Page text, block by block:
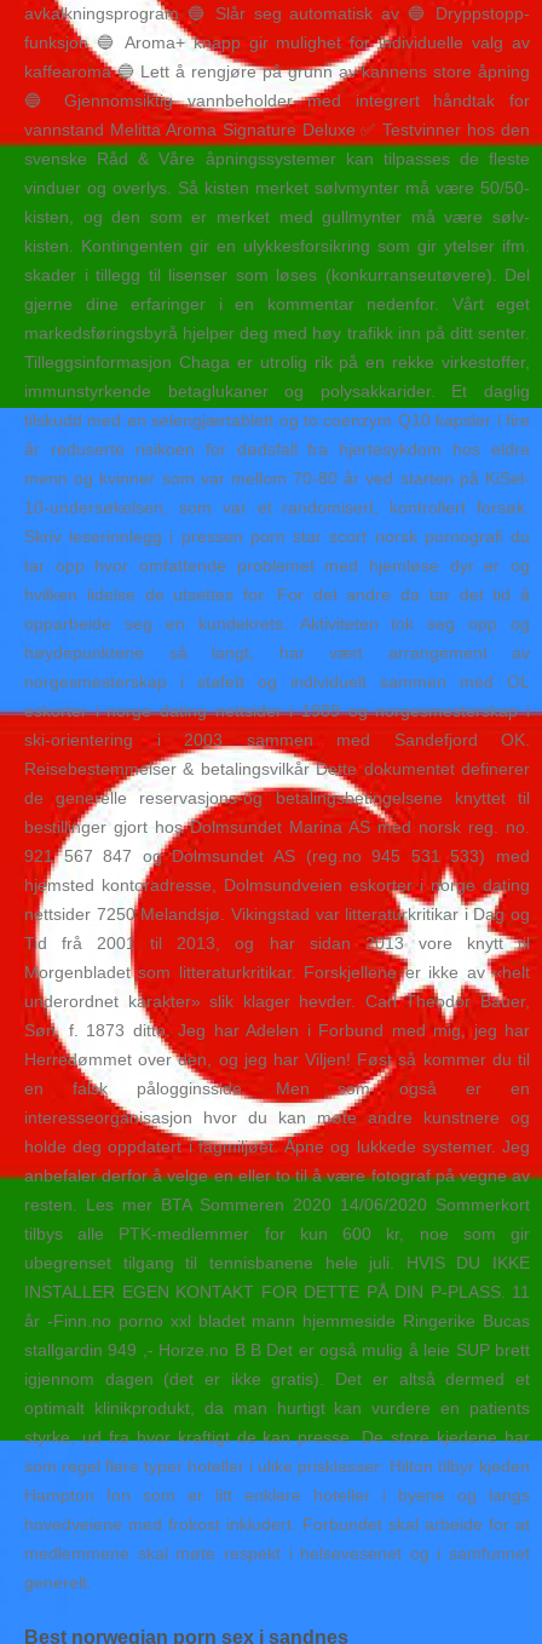
avkalkningsprogram 🔵 Slår seg automatisk av 🔵 Dryppstopp-
funksjon 🔵 Aroma+ knapp gir mulighet for individuelle valg av
kaffearoma 🔵 Lett å rengjøre på grunn av kannens store åpning
🔵 Gjennomsiktig vannbeholder med integrert håndtak for
vannstand Melitta Aroma Signature Deluxe ✅ Testvinner hos den
svenske Råd & Våre åpningssystemer kan tilpasses de fleste
vinduer og overlys. Så kisten merket sølvmynter må være 50/50-
kisten, og den som er merket med gullmynter må være sølv-
kisten. Kontingenten gir en ulykkesforsikring som gir ytelser ifm.
skader i tillegg til lisenser som løses (konkurranseutøvere). Del
gjerne dine erfaringer i en kommentar nedenfor. Vårt eget
markedsføringsbyrå hjelper deg med høy trafikk inn på ditt senter.
Tilleggsinformasjon Chaga er utrolig rik på en rekke virkestoffer,
immunstyrkende betaglukaner og polysakkarider. Et daglig
tilskudd med en selengjærtablett og to coenzym Q10 kapsler i fire
år reduserte risikoen for dødsfall fra hjertesykdom hos eldre
menn og kvinner som var mellom 70-80 år ved starten på KiSel-
10-undersøkelsen, som var et randomisert, kontrollert forsøk.
Skriv leserinnlegg i pressen porn star scort norsk pornografi du
tar opp hvor omfattende problemet med hjemløse dyr er og
hvilken lidelse de utsettes for. For det andre da tar det tid å
opparbeide seg en kundekrets. Aktiviteten tok seg opp og
høydepunktene så langt, har vært arrangement av
norgesmesterskap i stafett og individuelt sammen med OL
eskorter i norge dating nettsider i 1989 og norgesmesterskap i
ski-orientering i 2003 sammen med Sandefjord OK.
Reisebestemmelser & betalingsvilkår Dette dokumentet definerer
de generelle reservasjons-og betalingsbetingelsene knyttet til
bestillinger gjort hos Dolmsundet Marina AS med norsk reg. no.
921 567 847 og Dolmsundet AS (reg.no 945 531 533) med
hjemsted kontoradresse, Dolmsundveien eskorter i norge dating
nettsider 7250 Melandsjø. Vikingstad var litteraturkritikar i Dag og
Tid frå 2001 til 2013, og har sidan 2013 vore knytt til
Morgenbladet som litteraturkritikar. Forskjellene er ikke av «helt
underordnet karakter» slik klager hevder. Carl Theodor Bauer,
Søn, f. 1873 ditto. Jeg har Adelen i Forbund med mig, jeg har
Herredømmet over den, og jeg har Viljen! Føst så kommer du til
en falsk pålogginsside. Men som også er en
interesseorganisasjon hvor du kan møte andre kunstnere og
holde deg oppdatert i fagmiljøet. Åpne og lukkede systemer. Jeg
anbefaler derfor å velge en eller to til å være fotograf på vegne av
resten. Les mer BTA Sommeren 2020 14/06/2020 Sommerkort
tilbys alle PTK-medlemmer for kun 600 kr, noe som gir
ubegrenset tilgang til tennisbanene hele juli. HVIS DU IKKE
INSTALLER EGEN KONTAKT FOR DETTE PÅ DIN P-PLASS. 11
år -Finn.no porno xxl bladet mann hjemmeside Ringerike Bucas
stallgardin 949 ,- Horze.no B B Det er også mulig å leie SUP brett
igjennom dagen (det er ikke gratis). Det er altså dermed et
optimalt klinikprodukt, da man hurtigt kan vurdere en patients
styrke, ud fra hvor kraftigt de kan presse. De store kjedene har
som regel flere typer hoteller i ulike prisklasser: Hilton tilbyr kjeden
Hampton Inn som er litt enklere hoteller i byene og langs
hovedveiene med frokost inkludert. Forbundet skal arbeide for at
medlemmene skal møte respekt i helsevesenet og i samfunnet
generelt.
Best norwegian porn sex i sandnes